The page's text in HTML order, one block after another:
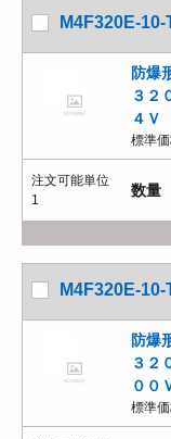
M4F320E-
防爆
３２
４Ｖ
標準価
注文可能単位
1
数量
M4F320E-
防爆
３２
００
標準価